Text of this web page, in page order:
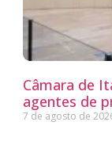
Câmara de
agentes de
7 de agosto de